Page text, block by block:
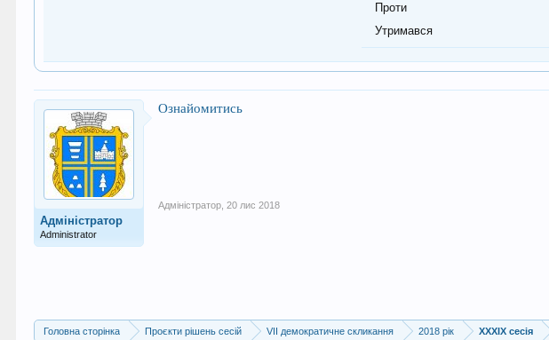
Проти
Утримався
Адміністратор
Administrator
Ознайомитись
Адміністратор 20 лис 2018
Головна сторінка Проєкти рішень сесій VII демократичне скликання 2018 рік XXXIX сесія